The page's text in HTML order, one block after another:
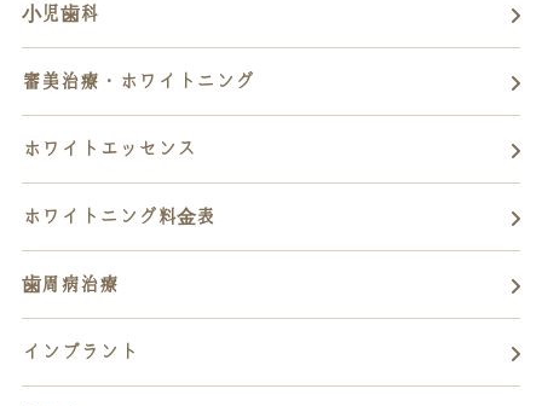
小児歯科
審美治療・ホワイトニング
ホワイトエッセンス
ホワイトニング料金表
歯周病治療
インプラント